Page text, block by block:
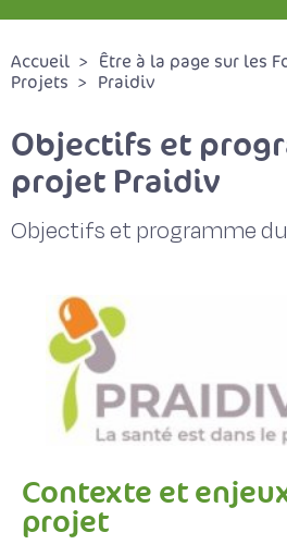
Accueil Être à la page sur les
Projets
Praidiv
Objectifs et
projet Praidiv
Objectifs et programme
Contexte et
projet